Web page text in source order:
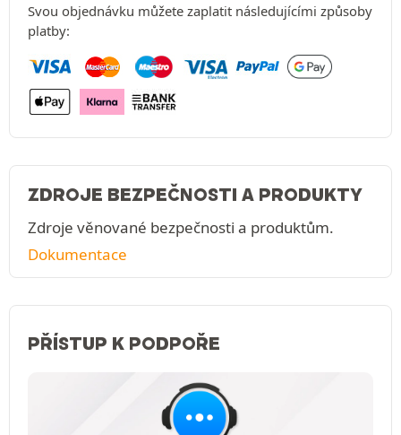
Svou objednávku můžete zaplatit následujícími způsoby
platby:
ZDROJE BEZPEČNOSTI A PRODUKTY
Zdroje věnované bezpečnosti a produktům.
Dokumentace
PŘÍSTUP K PODPOŘE